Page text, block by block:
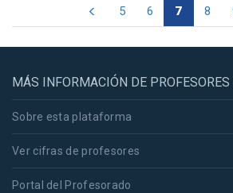
5 6 7 8
MÁS INFORMACIÓN DE
Sobre esta plataforma
Ver cifras de profesores
Portal del Profesorado